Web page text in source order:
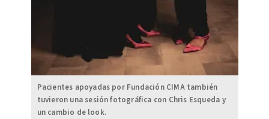
Pacientes apoyadas por Fundación CIMA también
tuvieron una sesión fotográfica con Chris Esqueda y
un cambio de look.